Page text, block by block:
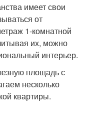
имеет свои
от
1-комнатной
их, можно
интерьер.
площадь с
несколько
квартиры.